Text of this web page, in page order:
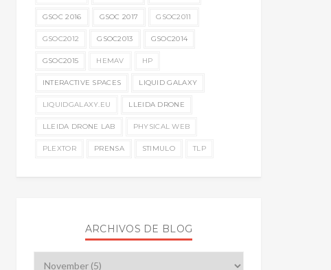
GSOC 2016 GSOC 2017 GSOC2011
GSOC2012 GSOC2013 GSOC2014
GSOC2015 HEMAV HP
INTERACTIVE SPACES LIQUID GALAXY
LIQUIDGALAXY.EU LLEIDA DRONE
LLEIDA DRONE LAB PHYSICAL WEB
PLEXTOR PRENSA STIMULO TLP
ARCHIVOS DE BLOG